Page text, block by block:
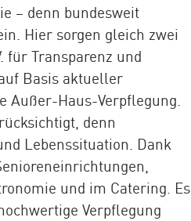
– denn bundesweit
Hier sorgen gleich zwei
für Transparenz und
Basis aktueller
Außer-Haus-Verpflegung.
denn
Lebenssituation. Dank
und im Catering. Es
Verpflegung